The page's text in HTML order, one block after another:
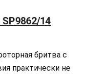
14
бритва с
практически не